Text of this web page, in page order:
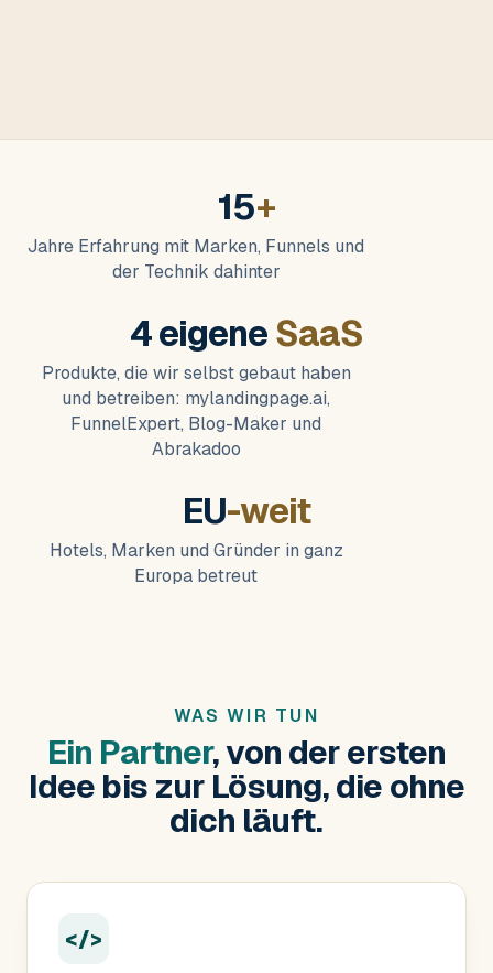
15+
Jahre Erfahrung mit Marken, Funnels und
der Technik dahinter
4 eigeneSaaS
Produkte, die wir selbst gebaut haben
und betreiben: mylandingpage.ai,
FunnelExpert, Blog-Maker und
Abrakadoo
EU-weit
Hotels, Marken und Gründer in ganz
Europa betreut
WAS WIR TUN
Ein Partner, von der ersten
Idee bis zur Lösung, die ohne
dich läuft.
</>